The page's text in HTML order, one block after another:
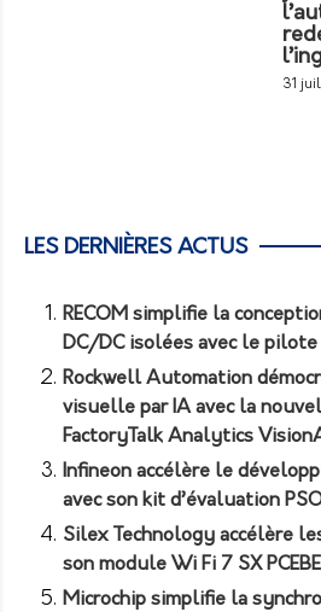
31
LES DERNIÈRES ACTUS
RECOM simplifie la
DC/DC isolées avec le
Rockwell Automation
visuelle par IA avec la
FactoryTalk Analytics
Infineon accélère le
avec son kit d’évaluation
Silex Technology accélère
son module Wi Fi 7 SX
Microchip simplifie la